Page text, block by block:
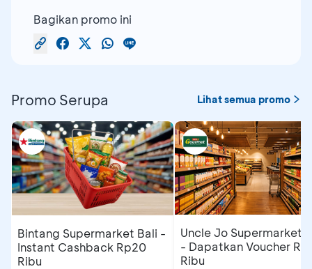
Bagikan promo ini
Promo Serupa Lihat semua promo
Bintang Supermarket Bali -
Instant Cashback Rp20
Ribu
Uncle Jo Supermarket
- Dapatkan Voucher
Ribu